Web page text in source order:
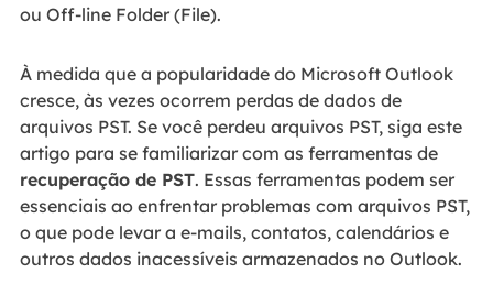
ou Off-line Folder (File).
À medida que a popularidade do Microsoft Outlook
cresce, às vezes ocorrem perdas de dados de
arquivos PST. Se você perdeu arquivos PST, siga este
artigo para se familiarizar com as ferramentas de
recuperação de PST. Essas ferramentas podem ser
essenciais ao enfrentar problemas com arquivos PST,
o que pode levar a e-mails, contatos, calendários e
outros dados inacessíveis armazenados no Outlook.